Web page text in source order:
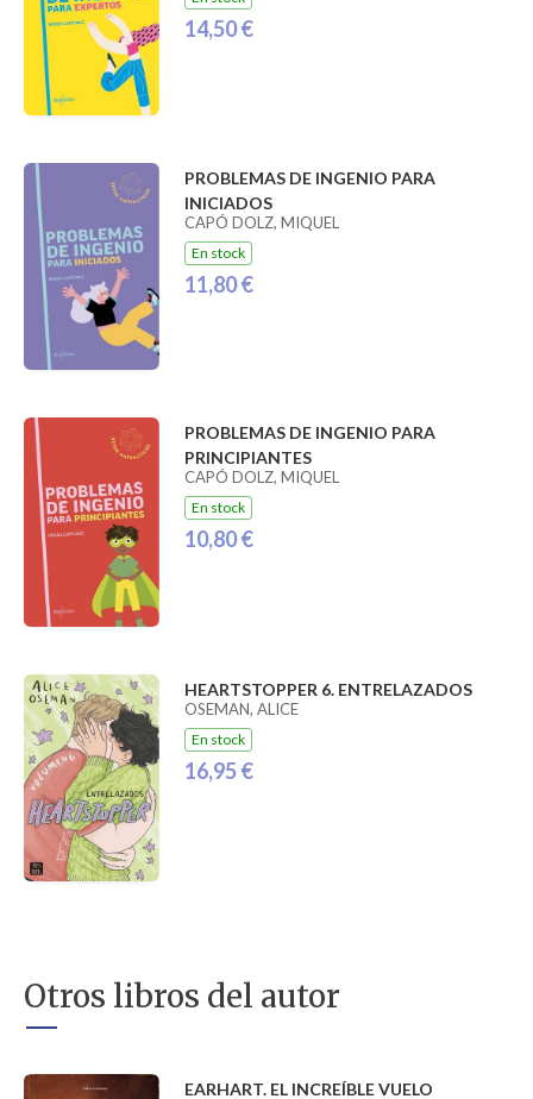
14,50 €
PROBLEMAS DE INGENIO PARA
INICIADOS
CAPÓ DOLZ, MIQUEL
En stock
11,80 €
PROBLEMAS DE INGENIO PARA
PRINCIPIANTES
CAPÓ DOLZ, MIQUEL
En stock
10,80 €
HEARTSTOPPER 6. ENTRELAZADOS
OSEMAN, ALICE
En stock
16,95 €
Otros libros del autor
EARHART. EL INCREÍBLE VUELO